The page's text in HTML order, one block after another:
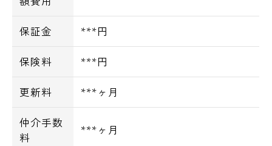
保証金 ***円
保険料 ***円
更新料 ***ヶ月
仲介手数
料
***ヶ月